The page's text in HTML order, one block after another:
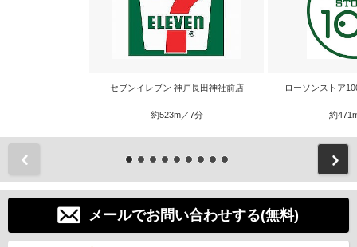
セブンイレブン 神戸長田神社前店
約523m／7分
ローソンストア
約
メールでお問い合わせする(無料)